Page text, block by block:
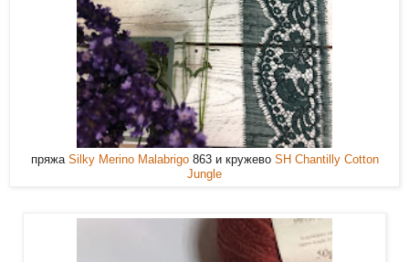
пряжа Silky Merino Malabrigo863 и кружево SH Chantilly Cotton
Jungle